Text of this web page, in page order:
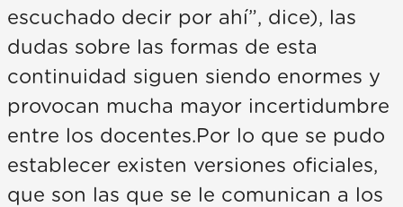
escuchado decir por ahí”, dice), las
dudas sobre las formas de esta
continuidad siguen siendo enormes y
provocan mucha mayor incertidumbre
entre los docentes.Por lo que se pudo
establecer existen versiones oficiales,
que son las que se le comunican a los